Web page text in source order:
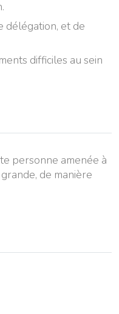
délégation, et de
difficiles au sein
personne amenée à
de manière